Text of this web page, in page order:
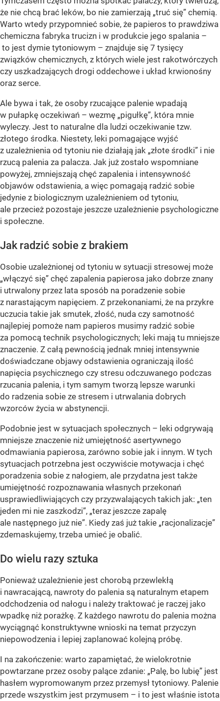
że nie chcą brać leków, bo nie zamierzają „truć się” chemią.
Warto wtedy przypomnieć sobie, że papieros to prawdziwa
chemiczna fabryka trucizn i w produkcie jego spalania –
to jest dymie tytoniowym – znajduje się 7 tysięcy
związków chemicznych, z których wiele jest rakotwórczych
czy uszkadzających drogi oddechowe i układ krwionośny
oraz serce.
Ale bywa i tak, że osoby rzucające palenie wpadają
w pułapkę oczekiwań – wezmę „pigułkę”, która mnie
wyleczy. Jest to naturalne dla ludzi oczekiwanie tzw.
złotego środka. Niestety, leki pomagające wyjść
z uzależnienia od tytoniu nie działają jak „złote środki” i nie
rzucą palenia za palacza. Jak już zostało wspomniane
powyżej, zmniejszają chęć zapalenia i intensywność
objawów odstawienia, a więc pomagają radzić sobie
jedynie z biologicznym uzależnieniem od tytoniu,
ale przecież pozostaje jeszcze uzależnienie psychologiczne
i społeczne.
Jak radzić sobie z brakiem
Osobie uzależnionej od tytoniu w sytuacji stresowej może
„włączyć się” chęć zapalenia papierosa jako dobrze znany
i utrwalony przez lata sposób na poradzenie sobie
z narastającym napięciem. Z przekonaniami, że na przykre
uczucia takie jak smutek, złość, nuda czy samotność
najlepiej pomoże nam papieros musimy radzić sobie
za pomocą technik psychologicznych; leki mają tu mniejsze
znaczenie. Z całą pewnością jednak mniej intensywnie
doświadczane objawy odstawienia ograniczają ilość
napięcia psychicznego czy stresu odczuwanego podczas
rzucania palenia, i tym samym tworzą lepsze warunki
do radzenia sobie ze stresem i utrwalania dobrych
wzorców życia w abstynencji.
Podobnie jest w sytuacjach społecznych – leki odgrywają
mniejsze znaczenie niż umiejętność asertywnego
odmawiania papierosa, zarówno sobie jak i innym. W tych
sytuacjach potrzebna jest oczywiście motywacja i chęć
poradzenia sobie z nałogiem, ale przydatna jest także
umiejętność rozpoznawania własnych przekonań
usprawiedliwiających czy przyzwalających takich jak: „ten
jeden mi nie zaszkodzi”, „teraz jeszcze zapalę
ale następnego już nie”. Kiedy zaś już takie „racjonalizacje”
zdemaskujemy, trzeba umieć je obalić.
Do wielu razy sztuka
Ponieważ uzależnienie jest chorobą przewlekłą
i nawracającą, nawroty do palenia są naturalnym etapem
odchodzenia od nałogu i należy traktować je raczej jako
wpadkę niż porażkę. Z każdego nawrotu do palenia można
wyciągnąć konstruktywne wnioski na temat przyczyn
niepowodzenia i lepiej zaplanować kolejną próbę.
I na zakończenie: warto zapamiętać, że wielokrotnie
powtarzane przez osoby palące zdanie: „Palę, bo lubię” jest
hasłem wypromowanym przez przemysł tytoniowy. Palenie
przede wszystkim jest przymusem – i to jest właśnie istota